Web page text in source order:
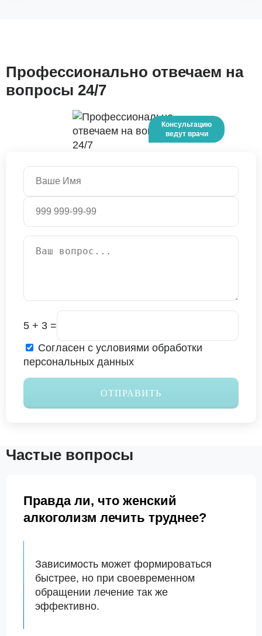
Профессионально отвечаем на
вопросы 24/7
5 + 3 =
Согласен с условиями обработки
персональных данных
ОТПРАВИТЬ
Частые вопросы
Правда ли, что женский
алкоголизм лечить труднее?
Зависимость может формироваться
быстрее, но при своевременном
обращении лечение так же
эффективно.